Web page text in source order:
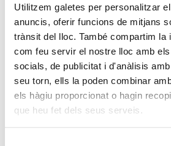
Utilitzem galetes per personalitzar
anuncis, oferir funcions de mitjans
trànsit del lloc. També compartim la
com feu servir el nostre lloc amb
socials, de publicitat i d'anàlisis
seu torn, ells la poden combinar
els hàgiu proporcionat o hagin
que heu fet dels seus serveis.
El segon concert que també es farà
Thyssen Andorra, el 25 de juliol, a
a terme un duet de violins de la
Carro i Adrià Lupiañez, i
clàssic en el marc de l’exposició
musicals en la pintura. Els dos
l’Institut de Música del Comú
compaginen la seva formació amb